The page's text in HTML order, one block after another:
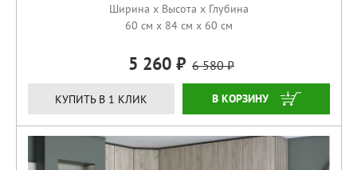
Ширина x Высота x Глубина
60 см x 84 см x 60 см
5 260 6 580
КУПИТЬ В 1 КЛИК КУПИТЬ